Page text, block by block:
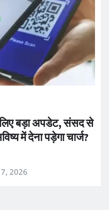
बड़ा अपडेट, संसद से
में देना पड़ेगा चार्ज?
2026